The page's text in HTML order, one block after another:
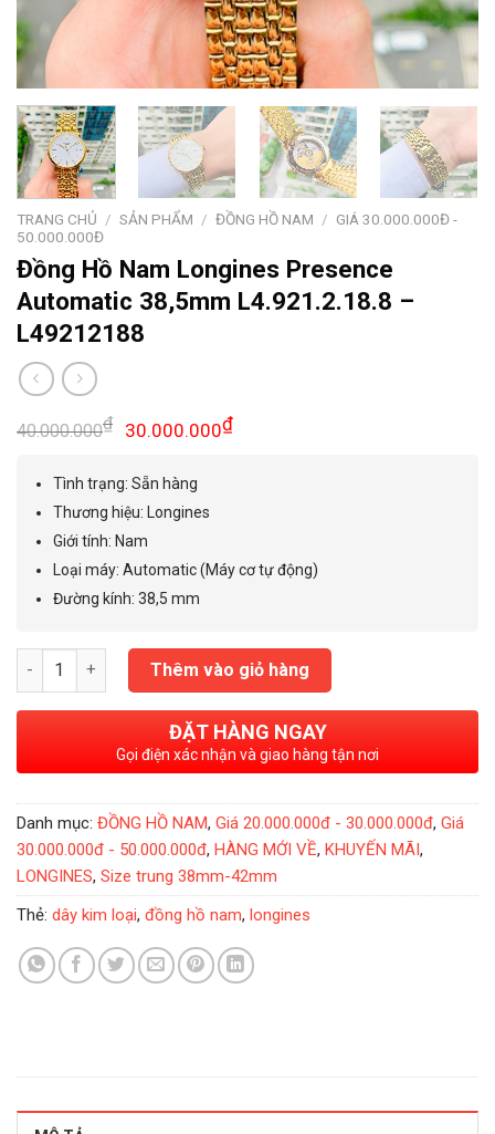
TRANG CHỦ / SẢN PHẨM / ĐỒNG HỒ NAM / GIÁ 30.000.000Đ -
50.000.000Đ
Đồng Hồ Nam Longines Presence
Automatic 38,5mm L4.921.2.18.8 –
L49212188
40.000.000₫
Giá
là:
40.000.000₫.
30.000.000₫Giá
Tình trạng: Sẵn hàng
Thương hiệu: Longines
Giới tính:Nam
Loại máy: Automatic (Máy cơ tự động)
Đường kính: 38,5 mm
Đồng Hồ Nam Longines Presence Automatic 38,5mm
Thêm vào giỏ hàng
ĐẶT HÀNG NGAY
Gọi điện xác nhận và giao hàng tận nơi
Danh mục: ĐỒNG HỒ NAM, Giá 20.000.000đ - 30.000.000đ, Giá
30.000.000đ - 50.000.000đ, HÀNG MỚI VỀ, KHUYẾN MÃI,
LONGINES, Size trung 38mm-42mm
Thẻ: dây kim loại, đồng hồ nam, longines